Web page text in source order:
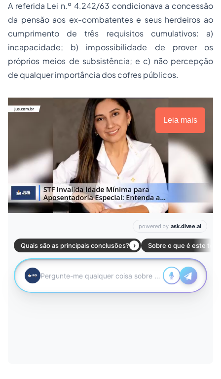
A referida Lei n.º 4.242/63 condicionava a concessão
da pensão aos ex-combatentes e seus herdeiros ao
cumprimento de três requisitos cumulativos: a)
incapacidade; b) impossibilidade de prover os
próprios meios de subsistência; e c) não percepção
de qualquer importância dos cofres públicos.
Leia mais